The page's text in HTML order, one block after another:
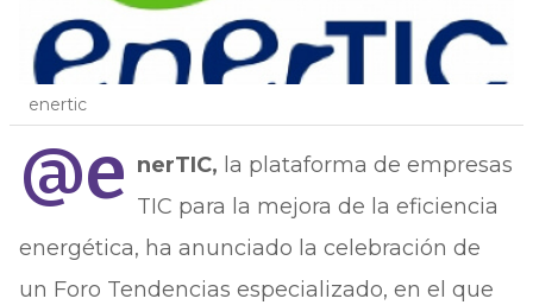
enertic
@e nerTIC, la plataforma de empresas
TIC para la mejora de la eficiencia
energética, ha anunciado la celebración de
un Foro Tendencias especializado, en el que